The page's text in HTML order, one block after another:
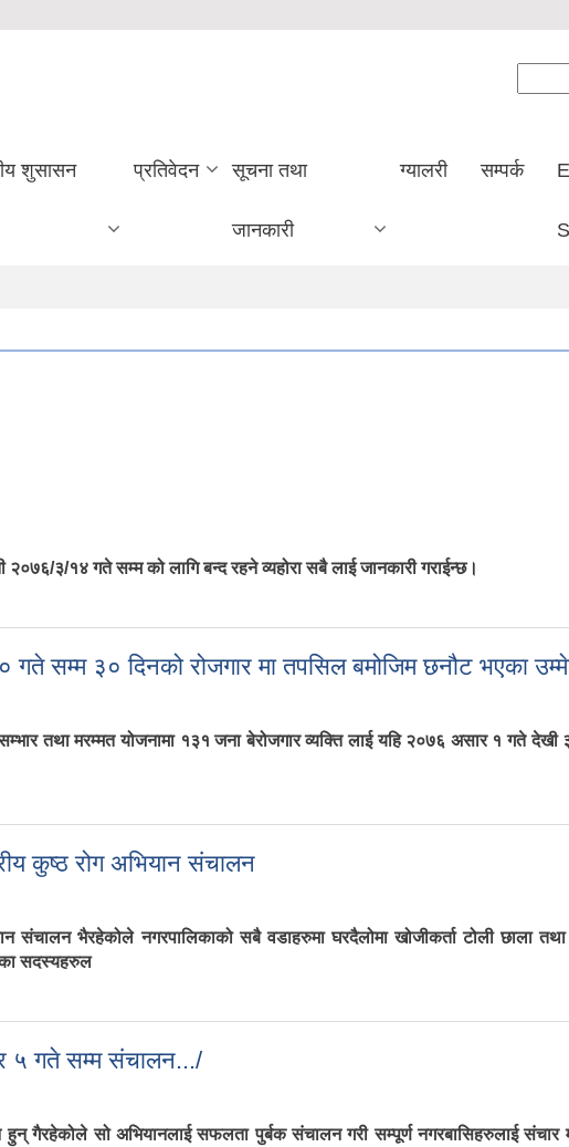
शुसासन प्रतिवेदन सूचना तथा
जानकारी
ग्यालरी सम्पर्क
३/१४ गते सम्म को लागि बन्द रहने व्यहोरा सबै लाई जानकारी गराईन्छ।
सम्म ३० दिनको रोजगार मा तपसिल बमोजिम छनौट भएका
तथा मरम्मत योजनामा १३१ जना बेरोजगार व्यक्ति लाई यहि २०७६ असार १ गते
कुष्ठ रोग अभियान संचालन
भैरहेकोले नगरपालिकाको सबै वडाहरुमा घरदैलोमा खोजीकर्ता टोली छाला
सदस्यहरुल
५ गते सम्म संचालन.../
सो अभियानलाई सफलता पुर्बक संचालन गरी सम्पूर्ण नगरबासिहरुलाई संचार